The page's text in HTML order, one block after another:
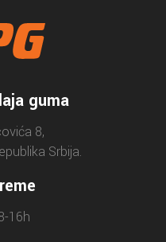
guma
8,
Srbija.
16h